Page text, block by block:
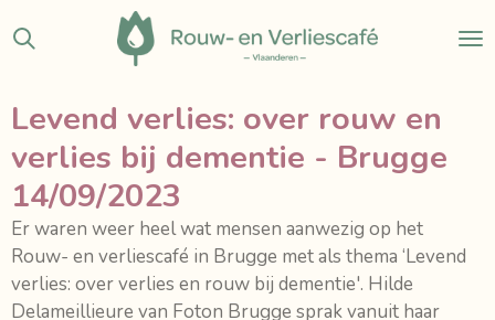
Ga
direct
de
hoofdinhoud
Levend verlies: over rouw en
verlies bij dementie - Brugge
14/09/2023
Er waren weer heel wat mensen aanwezig op het
Rouw- en verliescafé in Brugge met als thema ‘Levend
verlies: over verlies en rouw bij dementie'. Hilde
Delameillieure van Foton Brugge sprak vanuit haar